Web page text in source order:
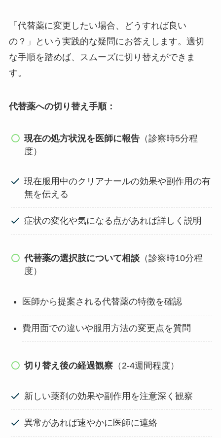
「代替薬に変更したい場合、どうすれば良い
の？」という実践的な疑問にお答えします。適切
な手順を踏めば、スムーズに切り替えができま
す。
代替薬への切り替え手順：
現在の処方状況を医師に報告 （診察時5分程
度）
現在服用中のクリアナールの効果や副作用の有
無を伝える
症状の変化や気になる点があれば詳しく説明
代替薬の選択肢について相談 （診察時10分程
度）
医師から提案される代替薬の特徴を確認
費用面での違いや服用方法の変更点を質問
切り替え後の経過観察 （2-4週間程度）
新しい薬剤の効果や副作用を注意深く観察
異常があれば速やかに医師に連絡